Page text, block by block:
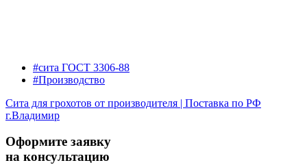
#сита ГОСТ 3306-88
#Производство
Сита для грохотов от производителя | Поставка по РФ
г.Владимир
Оформите заявку
на консультацию